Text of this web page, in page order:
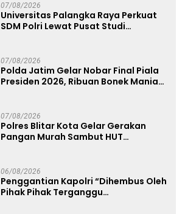
07/08/2026
Universitas Palangka Raya Perkuat
SDM Polri Lewat Pusat Studi
07/08/2026
Polda Jatim Gelar Nobar Final Piala
Presiden 2026, Ribuan Bonek Mania
07/08/2026
Polres Blitar Kota Gelar Gerakan
Pangan Murah Sambut HUT
06/08/2026
Penggantian Kapolri “Dihembus Oleh
Pihak Pihak Terganggu